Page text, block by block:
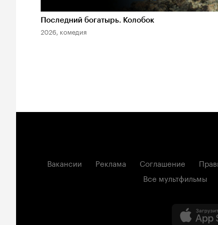
Последний богатырь. Колобок
2026, комедия
Вакансии Реклама Соглашение
Все мультфильмы